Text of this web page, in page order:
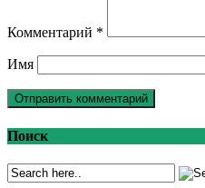
Комментарий *
Имя
Поиск